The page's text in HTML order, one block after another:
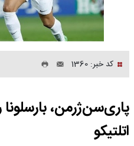
کد خبر: 1360
پاری‌سن‌ژرمن،
اتلتیکو